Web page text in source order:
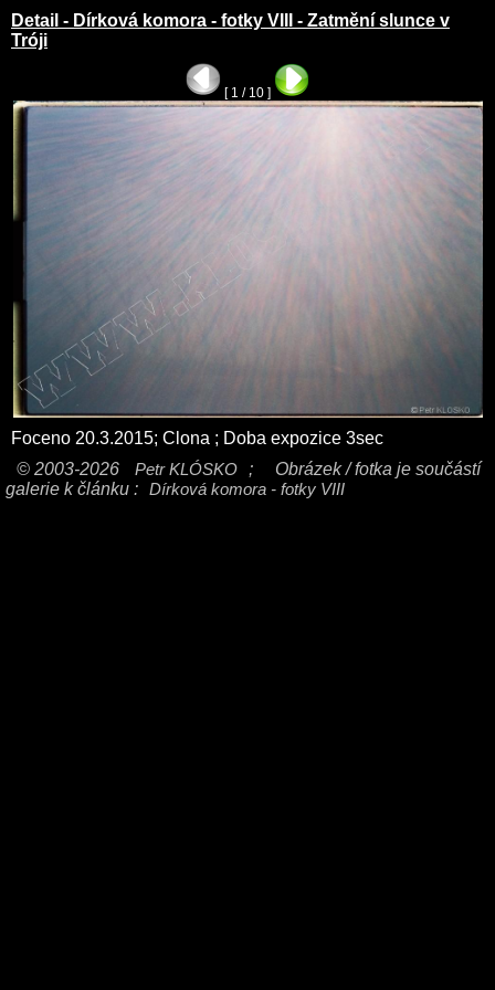
Detail - Dírková komora - fotky VIII - Zatmění slunce v
Tróji
[ 1 / 10 ]
Foceno 20.3.2015; Clona ; Doba expozice 3sec
© 2003-2026
Petr KLÓSKO ;
Obrázek / fotka je součástí
galerie k článku : Dírková komora - fotky VIII